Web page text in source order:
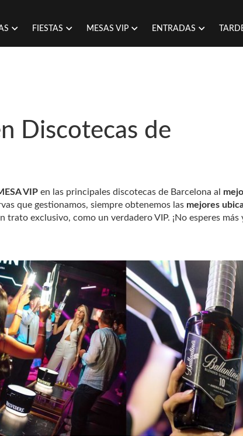
FIESTAS MESAS VIP ENTRADAS
Discotecas de
VIP en las principales discotecas de Barcelona al
que gestionamos, siempre obtenemos las mejores
exclusivo, como un verdadero VIP. ¡No esperes más